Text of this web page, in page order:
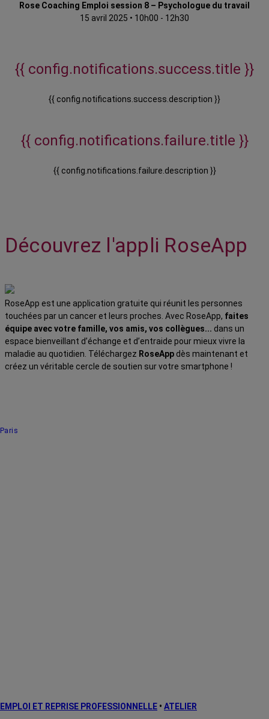
Rose Coaching Emploi session 8 – Psychologue du travail
15 avril 2025 • 10h00 - 12h30
{{ config.notifications.success.title }}
{{ config.notifications.success.description }}
{{ config.notifications.failure.title }}
{{ config.notifications.failure.description }}
Découvrez l'appli RoseApp
RoseApp est une application gratuite qui réunit les personnes
touchées par un cancer et leurs proches. Avec RoseApp, faites
équipe avec votre famille, vos amis, vos collègues... dans un
espace bienveillant d’échange et d’entraide pour mieux vivre la
maladie au quotidien. Téléchargez RoseApp dès maintenant et
créez un véritable cercle de soutien sur votre smartphone !
Paris
EMPLOI ET REPRISE PROFESSIONNELLE • ATELIER